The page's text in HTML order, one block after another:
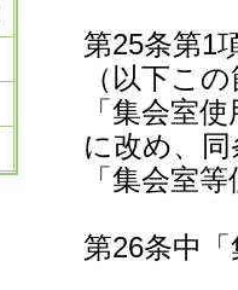
第25条第1
（以下こ
「集会室
に改め、
「集会室
第26条中